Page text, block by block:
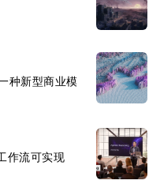
种新型商业模
作流可实现